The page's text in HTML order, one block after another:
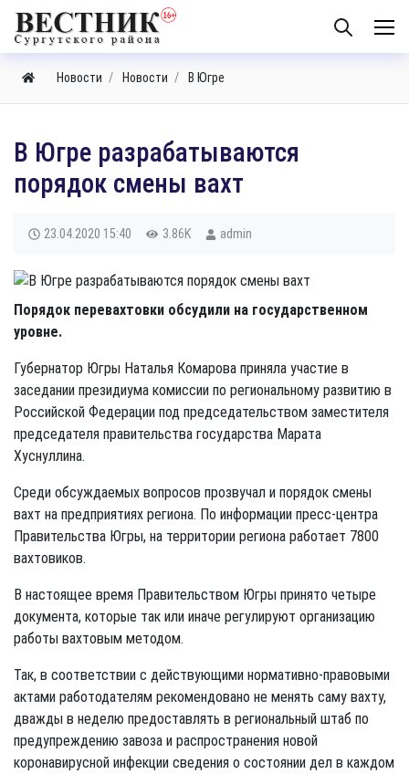
Новости Новости В Югре
В Югре разрабатываются
порядок смены вахт
23.04.2020 15:40 3.86K admin
Порядок перевахтовки обсудили на государственном
уровне.
Губернатор Югры Наталья Комарова приняла участие в
заседании президиума комиссии по региональному развитию в
Российской Федерации под председательством заместителя
председателя правительства государства Марата
Хуснуллина.
Среди обсуждаемых вопросов прозвучал и порядок смены
вахт на предприятиях региона. По информации пресс-центра
Правительства Югры, на территории региона работает 7800
вахтовиков.
В настоящее время Правительством Югры принято четыре
документа, которые так или иначе регулируют организацию
работы вахтовым методом.
Так, в соответствии с действующими нормативно-правовыми
актами работодателям рекомендовано не менять саму вахту,
дважды в неделю предоставлять в региональный штаб по
предупреждению завоза и распространения новой
коронавирусной инфекции сведения о состоянии дел в каждом